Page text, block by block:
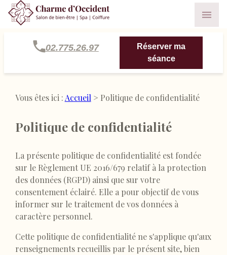
02.775.26.97
Réserver ma
séance
Vous êtes ici : Accueil > Politique de confidentialité
Politique de confidentialité
La présente politique de confidentialité est fondée
sur le Règlement UE 2016/679 relatif à la protection
des données (RGPD) ainsi que sur votre
consentement éclairé. Elle a pour objectif de vous
informer sur le traitement de vos données à
caractère personnel.
Cette politique de confidentialité ne s'applique qu'aux
renseignements recueillis par le présent site, bien
Panneau de gestion des cookies